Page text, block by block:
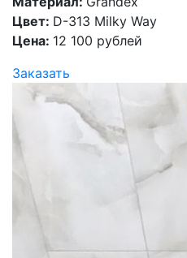
Цвет: D-313 Milky Way
Цена: 12 100 рублей
Заказать